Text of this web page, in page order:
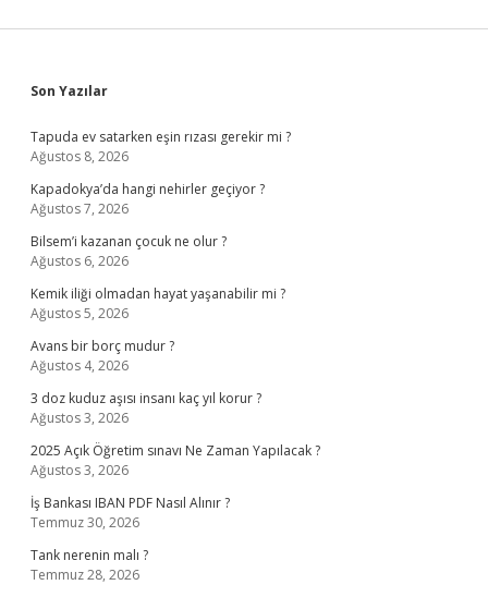
Sidebar
Son Yazılar
Tapuda ev satarken eşin rızası gerekir mi ?
Ağustos 8, 2026
Kapadokya’da hangi nehirler geçiyor ?
Ağustos 7, 2026
Bilsem’i kazanan çocuk ne olur ?
Ağustos 6, 2026
Kemik iliği olmadan hayat yaşanabilir mi ?
Ağustos 5, 2026
Avans bir borç mudur ?
Ağustos 4, 2026
3 doz kuduz aşısı insanı kaç yıl korur ?
Ağustos 3, 2026
2025 Açık Öğretim sınavı Ne Zaman Yapılacak ?
Ağustos 3, 2026
İş Bankası IBAN PDF Nasıl Alınır ?
Temmuz 30, 2026
Tank nerenin malı ?
Temmuz 28, 2026